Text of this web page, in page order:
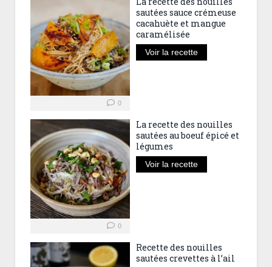
0
sautées sauce crémeuse
cacahuète et mangue
caramélisée
Voir la recette
0
La recette des nouilles
sautées au boeuf épicé et
légumes
Voir la recette
Recette des nouilles
sautées crevettes à l’ail